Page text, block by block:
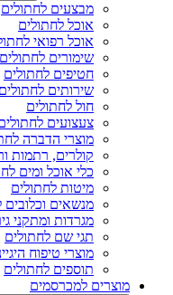
מבצעים לחתולים
אוכל לחתולים
אוכל רפואי
שימורים לחתולים
חטיפים לחתולים
שירותים לחתולים
חול לחתולים
צעצועים
מוצרי הדברה
קולרים, רתמות
כלי אוכל ומים
מיטות לחתולים
מנשאים וכלובים
מגרדות ומתקני
תגי שם לחתולים
מוצרי טיפוח
תוספים לחתולים
מוצרים למכרסמים